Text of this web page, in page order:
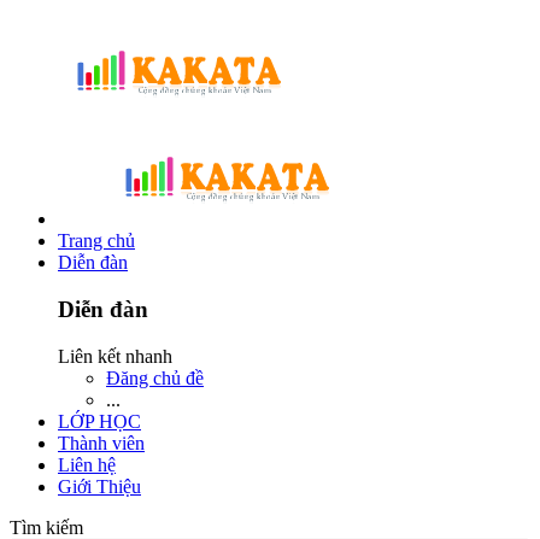
Trang chủ
Diễn đàn
Diễn đàn
Liên kết nhanh
Đăng chủ đề
...
LỚP HỌC
Thành viên
Liên hệ
Giới Thiệu
Tìm kiếm